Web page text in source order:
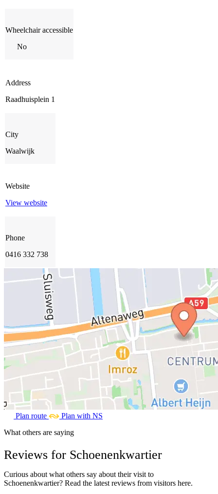
Wheelchair accessible
No
Address
Raadhuisplein 1
City
Waalwijk
Website
View website
Phone
0416 332 738
Plan route
Plan with NS
What others are saying
Reviews for Schoenenkwartier
Curious about what others say about their visit to
Schoenenkwartier? Read the latest reviews from visitors here.